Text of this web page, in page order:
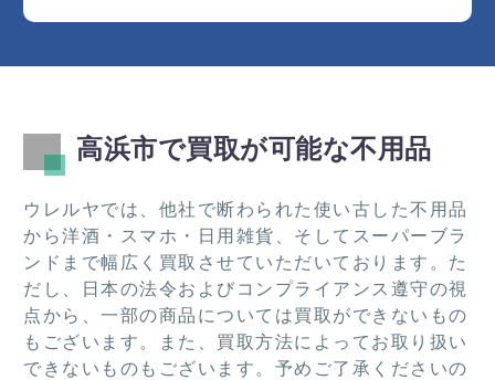
高浜市で買取が可能な不用品
ウレルヤでは、他社で断わられた使い古した不用品
から洋酒・スマホ・日用雑貨、そしてスーパーブラ
ンドまで幅広く買取させていただいております。た
だし、日本の法令およびコンプライアンス遵守の視
点から、一部の商品については買取ができないもの
もございます。また、買取方法によってお取り扱い
できないものもございます。予めご了承くださいの